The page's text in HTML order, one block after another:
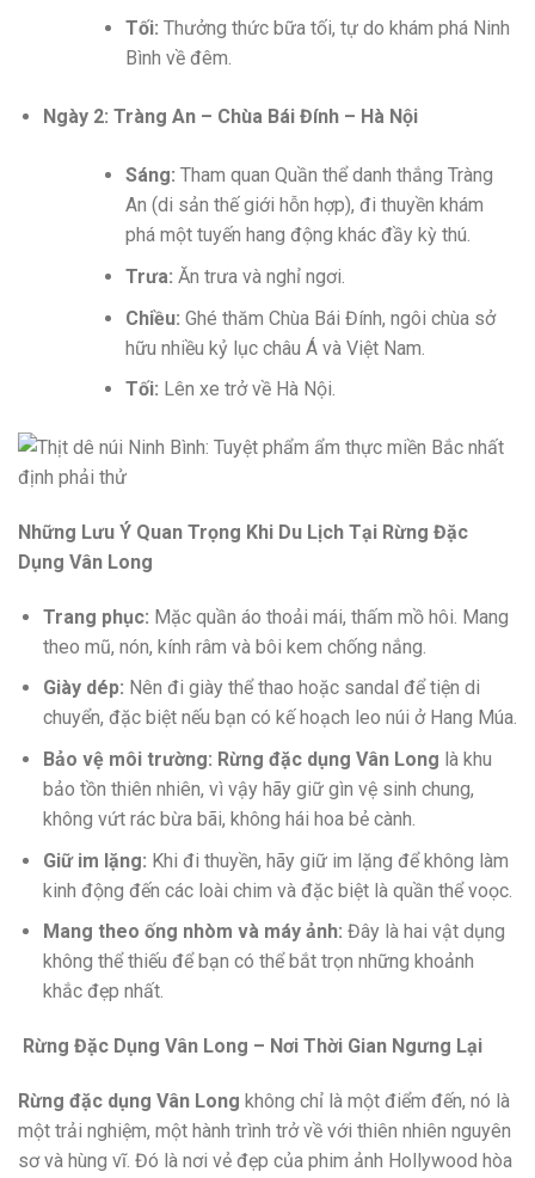
Tối: Thưởng thức bữa tối, tự do khám phá Ninh
Bình về đêm.
Ngày 2: Tràng An – Chùa Bái Đính – Hà Nội
Sáng: Tham quan Quần thể danh thắng Tràng
An (di sản thế giới hỗn hợp), đi thuyền khám
phá một tuyến hang động khác đầy kỳ thú.
Trưa: Ăn trưa và nghỉ ngơi.
Chiều: Ghé thăm Chùa Bái Đính, ngôi chùa sở
hữu nhiều kỷ lục châu Á và Việt Nam.
Tối: Lên xe trở về Hà Nội.
Những Lưu Ý Quan Trọng Khi Du Lịch Tại Rừng Đặc
Dụng Vân Long
Trang phục: Mặc quần áo thoải mái, thấm mồ hôi. Mang
theo mũ, nón, kính râm và bôi kem chống nắng.
Giày dép: Nên đi giày thể thao hoặc sandal để tiện di
chuyển, đặc biệt nếu bạn có kế hoạch leo núi ở Hang Múa.
Bảo vệ môi trường: Rừng đặc dụng Vân Long là khu
bảo tồn thiên nhiên, vì vậy hãy giữ gìn vệ sinh chung,
không vứt rác bừa bãi, không hái hoa bẻ cành.
Giữ im lặng: Khi đi thuyền, hãy giữ im lặng để không làm
kinh động đến các loài chim và đặc biệt là quần thể voọc.
Mang theo ống nhòm và máy ảnh: Đây là hai vật dụng
không thể thiếu để bạn có thể bắt trọn những khoảnh
khắc đẹp nhất.
Rừng Đặc Dụng Vân Long – Nơi Thời Gian Ngưng Lại
Rừng đặc dụng Vân Long không chỉ là một điểm đến, nó là
một trải nghiệm, một hành trình trở về với thiên nhiên nguyên
sơ và hùng vĩ. Đó là nơi vẻ đẹp của phim ảnh Hollywood hòa